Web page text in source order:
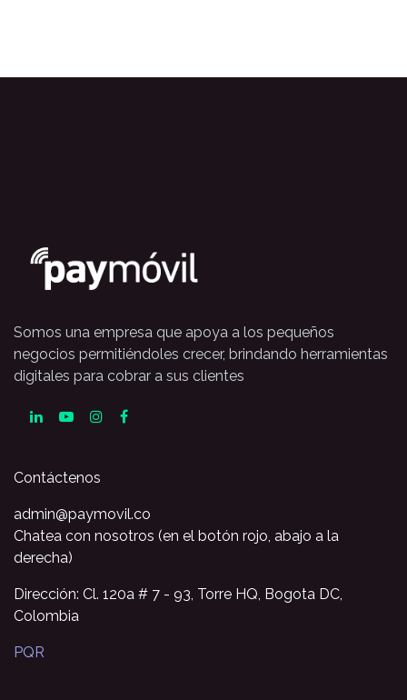
Somos una empresa que apoya a los pequeños
negocios permitiéndoles crecer, brindando herramientas
digitales para cobrar a sus clientes
Contáctenos
admin@paymovil.co
Chatea con nosotros (en el botón rojo, abajo a la
derecha)
Dirección: Cl. 120a # 7 - 93, Torre HQ, Bogota DC,
Colombia
PQR